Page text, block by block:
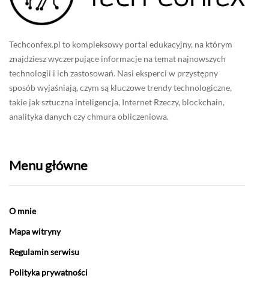
Techconfex.pl to kompleksowy portal edukacyjny, na którym
znajdziesz wyczerpujące informacje na temat najnowszych
technologii i ich zastosowań. Nasi eksperci w przystępny
sposób wyjaśniają, czym są kluczowe trendy technologiczne,
takie jak sztuczna inteligencja, Internet Rzeczy, blockchain,
analityka danych czy chmura obliczeniowa.
Menu główne
O mnie
Mapa witryny
Regulamin serwisu
Polityka prywatności